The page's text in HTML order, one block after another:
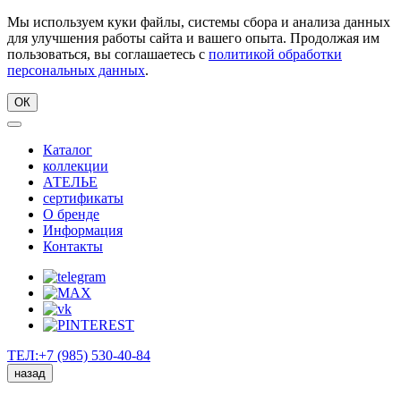
Мы используем куки файлы, системы сбора и анализа данных
для улучшения работы сайта и вашего опыта. Продолжая им
пользоваться, вы соглашаетесь с политикой обработки
персональных данных.
ОК
Каталог
коллекции
АТЕЛЬЕ
сертификаты
О бренде
Информация
Контакты
ТЕЛ:+7 (985) 530-40-84
назад